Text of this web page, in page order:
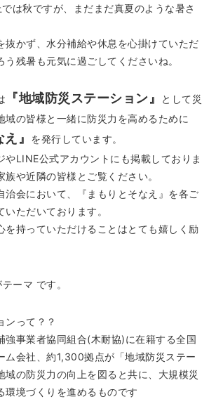
は秋ですが、まだまだ真夏のような暑さ
抜かず、水分補給や休息を心掛けていただ
う残暑も元気に過ごしてくださいね。
『地域防災ステーション』
として災
域の皆様と一緒に防災力を高めるために
』
を発行しています。
やLINE公式アカウントにも掲載しておりま
や近隣の皆様とご覧ください。
治会において、『まもりとそなえ』を各ご
ただいております。
を持っていただけることはとても嬉しく励
テーマ です。
ンって？？
強事業者協同組合(木耐協)に在籍する全国
ム会社、約1,300拠点が「地域防災ステー
域の防災力の向上を図ると共に、大規模災
環境づくりを進めるものです